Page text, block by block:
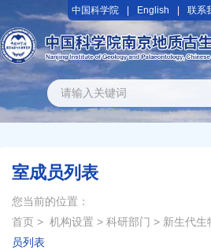
中国科学院 English 联系
室成员列表
您当前的位置：
首页 > 机构设置 > 科研部门 > 新生代生
员列表